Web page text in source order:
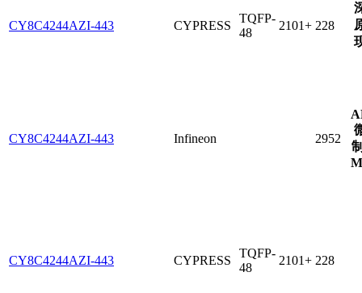
CY8C4244AZI-443 CYPRESS
TQFP-
48
2101+ 228
CY8C4244AZI-443 Infineon 2952
CY8C4244AZI-443 CYPRESS
TQFP-
48
2101+ 228